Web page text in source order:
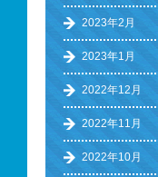
2023年2月
2023年1月
2022年12月
2022年11月
2022年10月